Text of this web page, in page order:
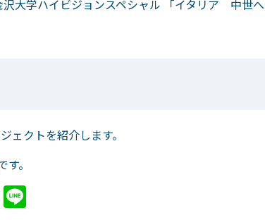
大学ハイビジョンスペシャル 「イタリア 中世
ェクトを紹介します。
。
Hatena